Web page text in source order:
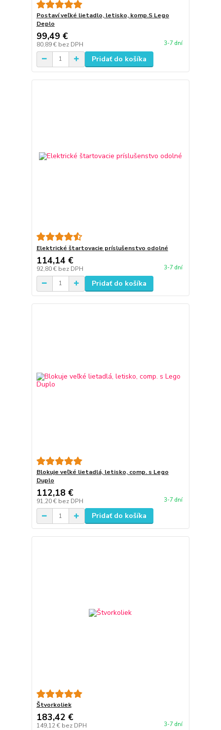
Postaví veľké lietadlo, letisko, komp.S Lego
Deplo
99,49 €
80,89 € bez DPH 3-7 dní
Pridať do košíka
Elektrické štartovacie príslušenstvo odolné
114,14 €
92,80 € bez DPH 3-7 dní
Pridať do košíka
Blokuje veľké lietadlá, letisko, comp. s Lego
Duplo
112,18 €
91,20 € bez DPH 3-7 dní
Pridať do košíka
Štvorkoliek
183,42 €
149,12 € bez DPH 3-7 dní